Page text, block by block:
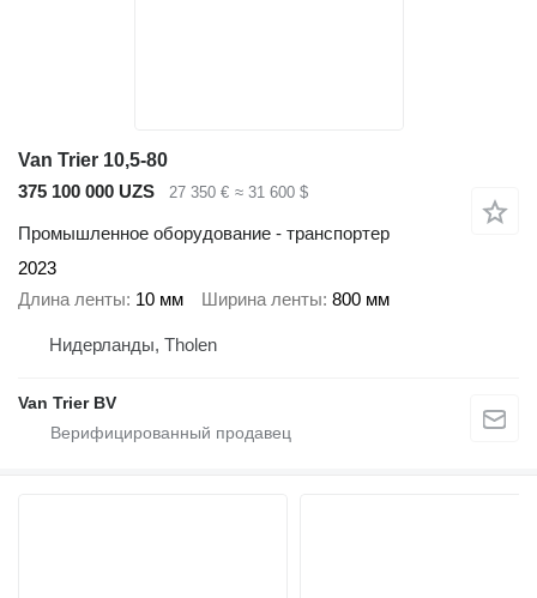
Van Trier 10,5-80
375 100 000 UZS
27 350 € ≈ 31 600 $
Промышленное оборудование - транспортер
2023
Длина ленты 10 мм Ширина ленты 800 мм
Нидерланды, Tholen
Van Trier BV